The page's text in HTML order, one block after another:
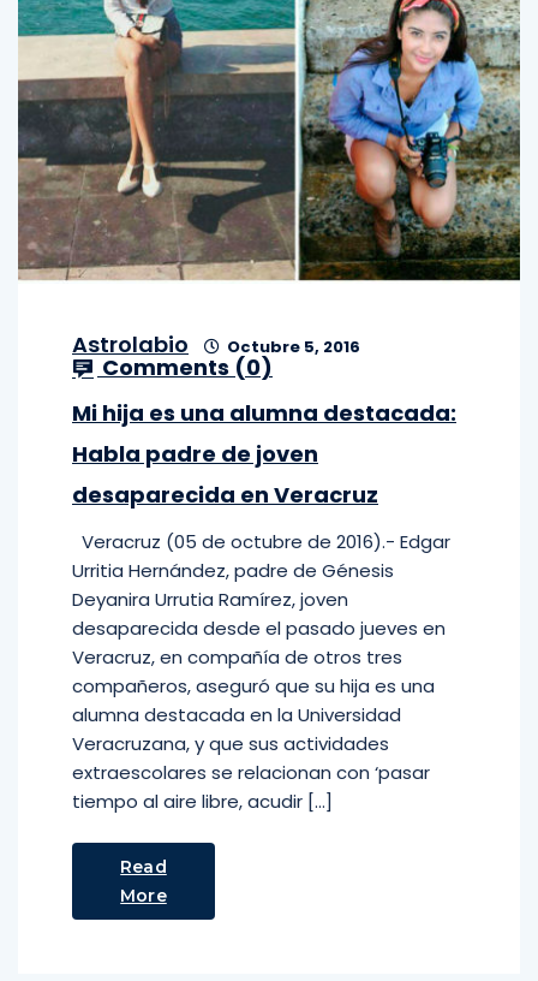
Astrolabio Octubre 5, 2016
Comments (0)
Mi hija es una alumna destacada:
Habla padre de joven
desaparecida en Veracruz
Veracruz (05 de octubre de 2016).- Edgar
Urritia Hernández, padre de Génesis
Deyanira Urrutia Ramírez, joven
desaparecida desde el pasado jueves en
Veracruz, en compañía de otros tres
compañeros, aseguró que su hija es una
alumna destacada en la Universidad
Veracruzana, y que sus actividades
extraescolares se relacionan con ‘pasar
tiempo al aire libre, acudir […]
Read
More